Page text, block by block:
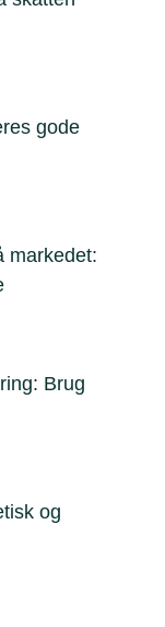
gode
markedet:
Brug
og